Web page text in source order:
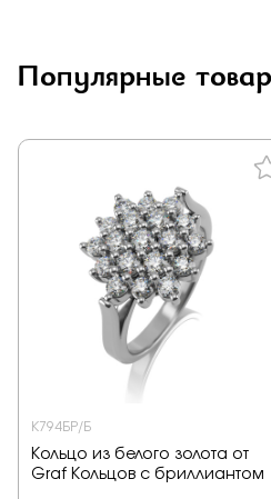
Популярные
К794БР/Б
Кольцо из белого золота от
Graf Кольцов с бриллиантом
Подтверждаю, что я
политики